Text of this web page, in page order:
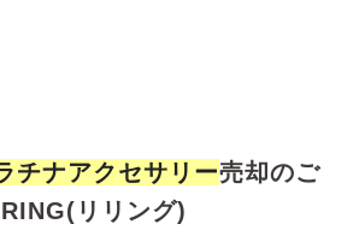
チナアクセサリー売却のご
リリング)